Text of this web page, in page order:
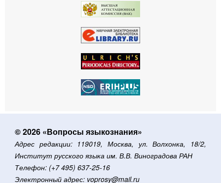
© 2026 «Вопросы языкознания»
Адрес редакции: 119019, Москва, ул. Волхонка, 18/2,
Институт русского языка им. В.В. Виноградова РАН
Телефон: (+7 495) 637-25-16
Электронный адрес: voprosy@mail.ru